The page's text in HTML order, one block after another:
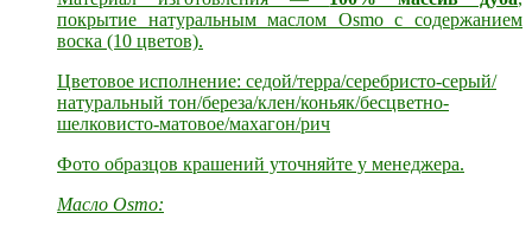
покрытие натуральным маслом Osmo с содержанием
воска (10 цветов).
Цветовое исполнение: седой/терра/серебристо-серый/
натуральный тон/береза/клен/коньяк/бесцветно-
шелковисто-матовое/махагон/рич
Фото образцов крашений уточняйте у менеджера.
Масло Osmo: